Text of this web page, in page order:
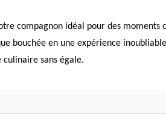
compagnon idéal pour des moments
bouchée en une expérience
sans égale.